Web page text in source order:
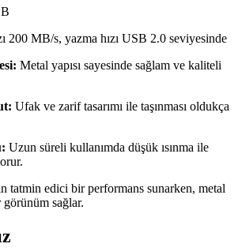
200 MB/s, yazma hızı USB 2.0 seviyesinde
Metal yapısı sayesinde sağlam ve kaliteli
Ufak ve zarif tasarımı ile taşınması oldukça
Uzun süreli kullanımda düşük ısınma ile
tatmin edici bir performans sunarken, metal
görünüm sağlar.